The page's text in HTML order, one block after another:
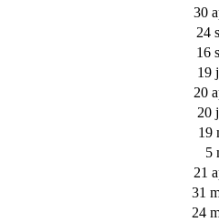
30
24
16
19
20
20
19
5
21
31
24